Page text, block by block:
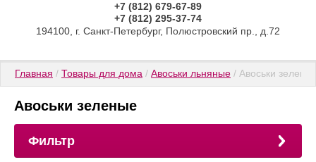
+7 (812) 679-67-89
+7 (812) 295-37-74
194100, г. Санкт-Петербург, Полюстровский пр., д.72
Главная / Товары для дома / Авоськи льняные / Авоськи
Авоськи зеленые
Фильтр